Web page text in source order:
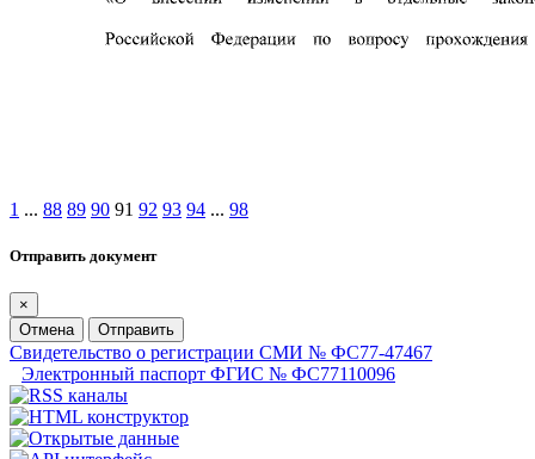
1 ... 88 89 90 91 92 93 94 ... 98
Отправить документ
×
Отмена
Отправить
Свидетельство о регистрации СМИ № ФС77-47467
Электронный паспорт ФГИС № ФС77110096